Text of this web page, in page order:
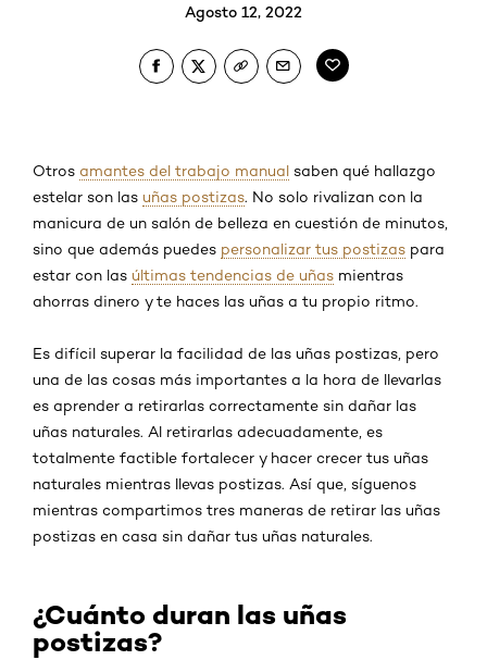
Agosto 12, 2022
Otros amantes del trabajo manual saben qué hallazgo
estelar son las uñas postizas. No solo rivalizan con la
manicura de un salón de belleza en cuestión de minutos,
sino que además puedes personalizar tus postizas para
estar con las últimas tendencias de uñas mientras
ahorras dinero y te haces las uñas a tu propio ritmo.
Es difícil superar la facilidad de las uñas postizas, pero
una de las cosas más importantes a la hora de llevarlas
es aprender a retirarlas correctamente sin dañar las
uñas naturales. Al retirarlas adecuadamente, es
totalmente factible fortalecer y hacer crecer tus uñas
naturales mientras llevas postizas. Así que, síguenos
mientras compartimos tres maneras de retirar las uñas
postizas en casa sin dañar tus uñas naturales.
¿Cuánto duran las uñas
postizas?